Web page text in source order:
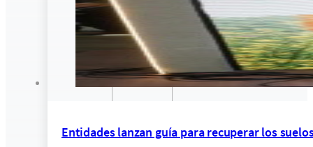
Entidades lanzan guía para recuperar los